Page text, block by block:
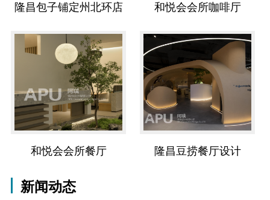
隆昌包子铺定州北环店 和悦会会所咖啡厅
和悦会会所餐厅 隆昌豆捞餐厅设计
新闻动态